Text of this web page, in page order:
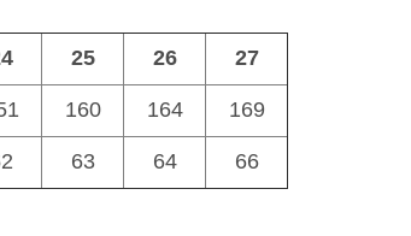
25 26 27
160 164 169
63 64 66